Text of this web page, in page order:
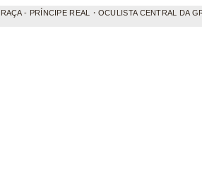
PRÍNCIPE REAL・OCULISTA CENTRAL DA